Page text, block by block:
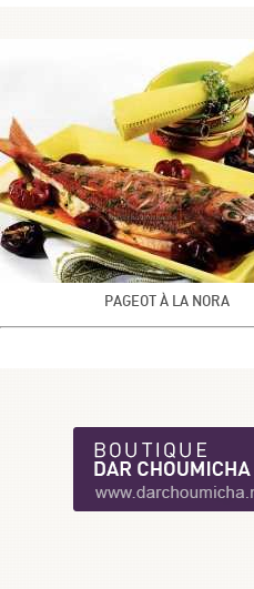
PAGEOT À LA NORA